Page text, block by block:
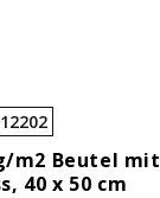
m2 Beutel mit
40 x 50 cm